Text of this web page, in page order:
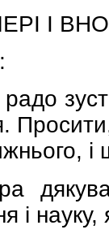
І
і науку,